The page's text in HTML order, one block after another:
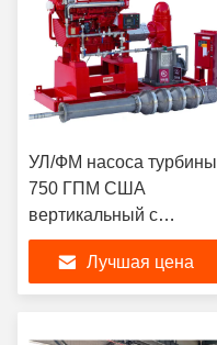
УЛ/ФМ насоса турбины
750 ГПМ США
вертикальный с
двигателем дизеля
управляемым
Лучшая цена